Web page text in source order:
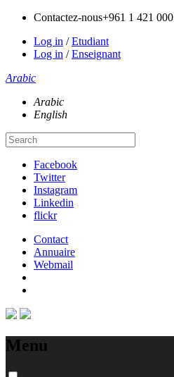
Contactez-nous+961 1 421 000
Log in /Etudiant
Log in /Enseignant
Arabic
Arabic
English
Facebook
Twitter
Instagram
Linkedin
flickr
Contact
Annuaire
Webmail
Menu